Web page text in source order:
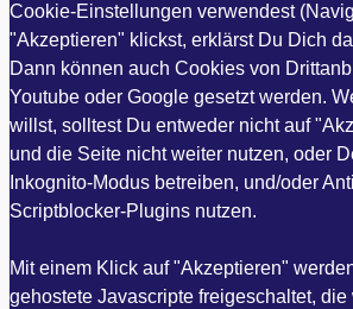
Cookie-Einstellungen verwendest
"Akzeptieren" klickst, erklärst Du Dich
Dann können auch Cookies von
Youtube oder Google gesetzt werden.
willst, solltest Du entweder nicht auf
und die Seite nicht weiter nutzen, oder
Inkognito-Modus betreiben, und/oder
Scriptblocker-Plugins nutzen.
Mit einem Klick auf "Akzeptieren"
gehostete Javascripte freigeschaltet, die